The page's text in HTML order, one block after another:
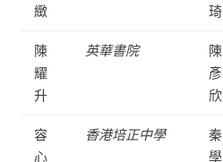
緻
琦
陳
耀
升
英華書院
陳
彥
欣
容
心
香港培正中學
秦
學